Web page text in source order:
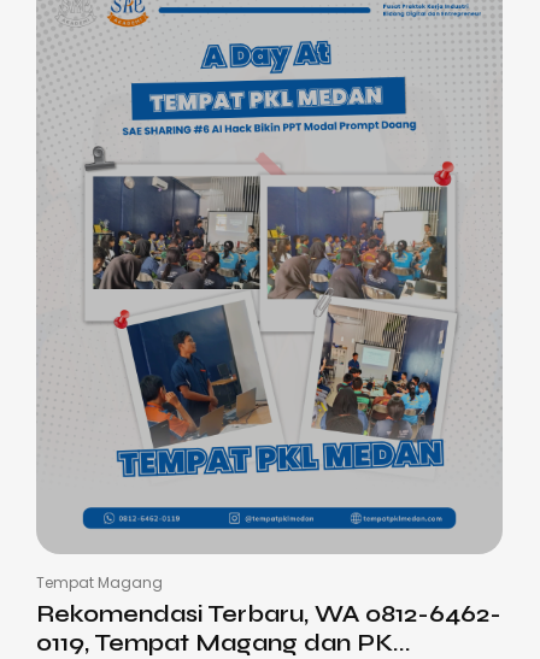
Tempat Magang
Rekomendasi Terbaru, WA 0812-6462-
0119, Tempat Magang dan PK...